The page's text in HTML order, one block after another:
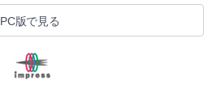
PC版で見る